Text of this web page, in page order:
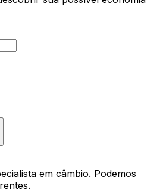
em câmbio. Podemos